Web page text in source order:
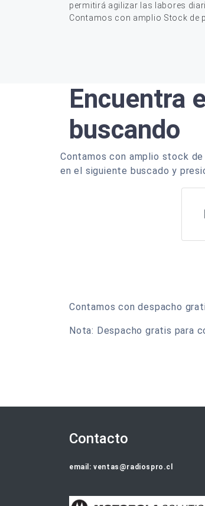
permitirá agilizar las labores
Contamos con amplio Stock de
Encuentra
buscando
Contamos con amplio stock
en el siguiente buscado y
Contamos con despacho
Nota: Despacho gratis para
Contacto
email: ventas@radiospro.cl